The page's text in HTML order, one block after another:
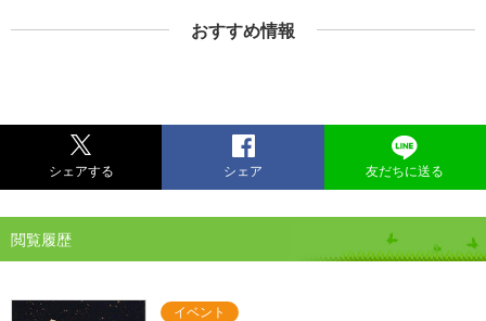
おすすめ情報
シェアする シェア 友だちに送る
閲覧履歴